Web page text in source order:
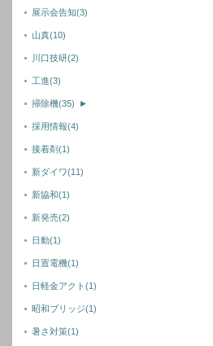
展示会告知(3)
山真(10)
川口技研(2)
工進(3)
掃除機(35) ►
採用情報(4)
接着剤(1)
新ダイワ(11)
新協和(1)
新発売(2)
日動(1)
日置電機(1)
日軽金アクト(1)
昭和ブリッジ(1)
暑さ対策(1)